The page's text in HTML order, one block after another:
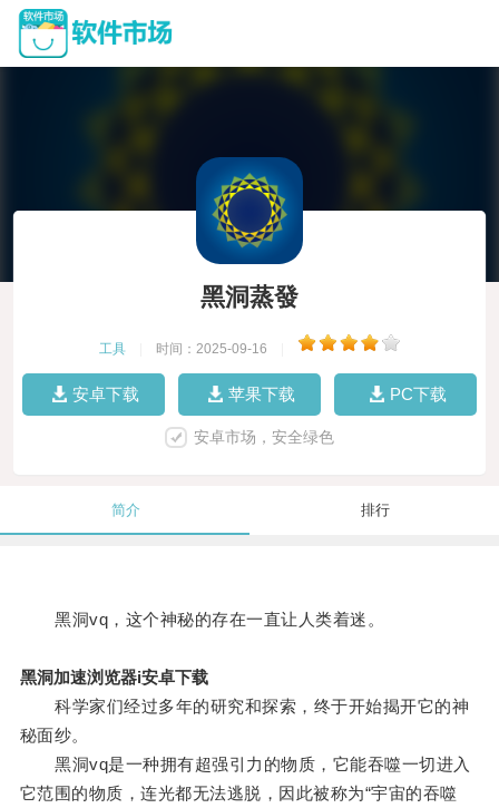
黑洞蒸發
工具 时间：2025-09-16
安卓下载 苹果下载 PC下载
安卓市场，安全绿色
简介 排行
黑洞vq，这个神秘的存在一直让人类着迷。
黑洞加速浏览器i安卓下载
科学家们经过多年的研究和探索，终于开始揭开它的神
秘面纱。
黑洞vq是一种拥有超强引力的物质，它能吞噬一切进入
它范围的物质，连光都无法逃脱，因此被称为“宇宙的吞噬